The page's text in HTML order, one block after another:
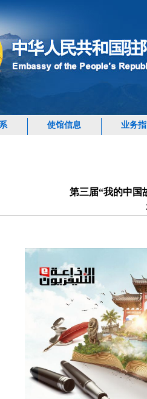
使馆信息 业务
第三届“我的中国